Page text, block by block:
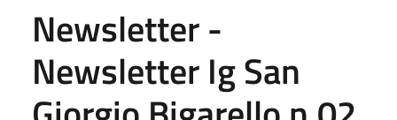
Newsletter -
Newsletter Ig San